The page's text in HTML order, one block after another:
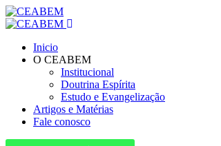
Inicio
O CEABEM
Institucional
Doutrina Espírita
Estudo e Evangelização
Artigos e Matérias
Fale conosco